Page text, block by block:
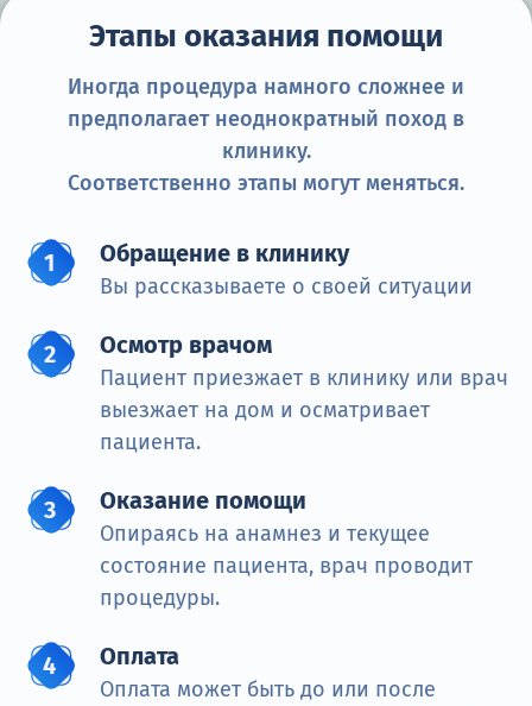
Этапы оказания помощи
Иногда процедура намного сложнее и
предполагает неоднократный поход в
клинику.
Соответственно этапы могут меняться.
Обращение в клинику
Вы рассказываете о своей ситуации
Осмотр врачом
Пациент приезжает в клинику или врач
выезжает на дом и осматривает
пациента.
Оказание помощи
Опираясь на анамнез и текущее
состояние пациента, врач проводит
процедуры.
Оплата
Оплата может быть до или после